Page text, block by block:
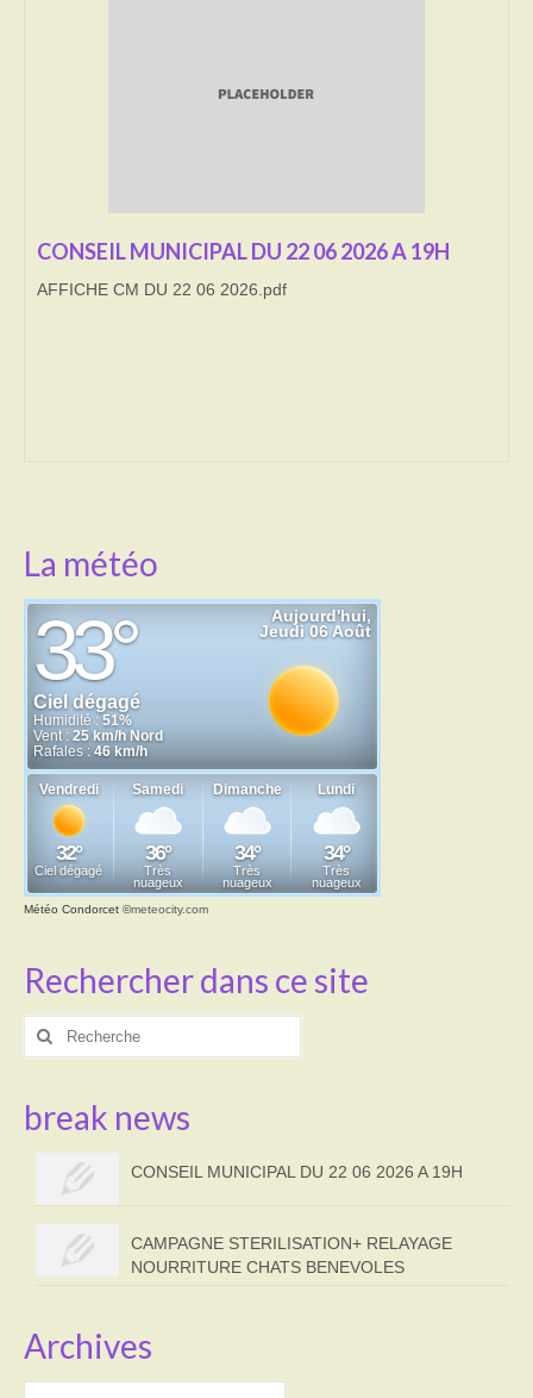
LE BRULAGE DES VEGETAUX
DECHETS VERTS
CONSEIL MUNICIPAL DU 22 06 2026 A 19H
AFFICHE CM DU 22 06 2026.pdf
La météo
Météo Condorcet ©meteocity.com
Rechercher dans ce site
Rechercher
break news
CONSEIL MUNICIPAL DU 22 06 2026 A 19H
CAMPAGNE STERILISATION+ RELAYAGE
NOURRITURE CHATS BENEVOLES
Archives